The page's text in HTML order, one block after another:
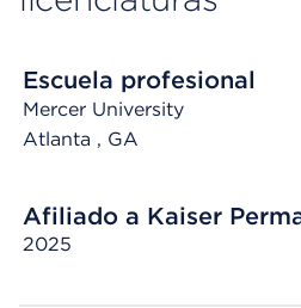
Escuela profesional
Mercer University
Atlanta , GA
Afiliado a Kaiser
2025